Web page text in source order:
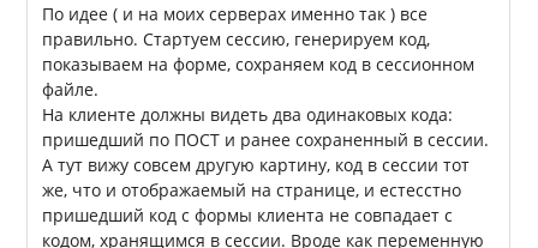
По идее ( и на моих серверах именно так ) все
правильно. Стартуем сессию, генерируем код,
показываем на форме, сохраняем код в сессионном
файле.
На клиенте должны видеть два одинаковых кода:
пришедший по ПОСТ и ранее сохраненный в сессии.
А тут вижу совсем другую картину, код в сессии тот
же, что и отображаемый на странице, и естесстно
пришедший код с формы клиента не совпадает с
кодом, хранящимся в сессии. Вроде как переменную